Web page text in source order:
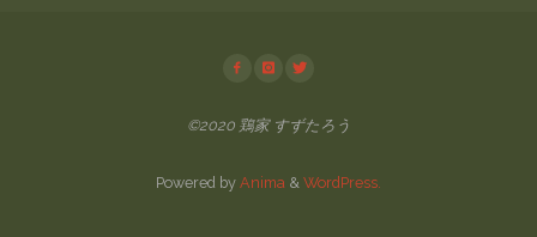
©2020 鶏家 すずたろう
Powered by Anima & WordPress.